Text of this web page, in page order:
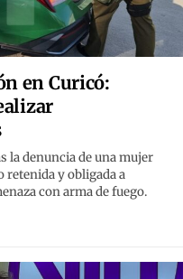
en Curicó:
la denuncia de una mujer
retenida y obligada a
con arma de fuego.